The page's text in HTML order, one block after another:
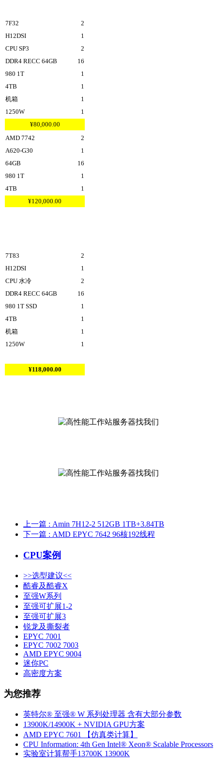
7F32
2
H12DSI
1
CPU SP3
2
DDR4 RECC 64GB
16
980 1T
1
4TB
1
机箱
1
1250W
1
¥80,000.00
AMD 7742
2
A620-G30
1
64GB
16
980 1T
1
4TB
1
¥120,000.00
7T83
2
H12DSI
1
CPU 水冷
2
DDR4 RECC 64GB
16
980 1T SSD
1
4TB
1
机箱
1
1250W
1
¥118,000.00
上一篇 : Amin 7H12-2 512GB 1TB+3.84TB
下一篇 : AMD EPYC 7642 96核192线程
CPU案例
>>选型建议<<
酷睿及酷睿X
至强W系列
至强可扩展1-2
至强可扩展3
锐龙及撕裂者
EPYC 7001
EPYC 7002 7003
AMD EPYC 9004
迷你PC
高密度方案
为您推荐
英特尔® 至强® W 系列处理器 含有大部分参数
13900K/14900K + NVIDIA GPU方案
AMD EPYC 7601 【仿真类计算】
CPU Information: 4th Gen Intel® Xeon® Scalable Processors
实验室计算帮手13700K 13900K